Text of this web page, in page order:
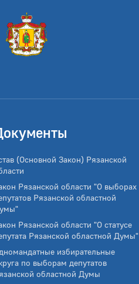
(Основной Закон) Рязанской
Рязанской области "О выборах
Рязанской областной
Рязанской области "О статусе
Рязанской областной Думы"
избирательные
по выборам депутатов
областной Думы